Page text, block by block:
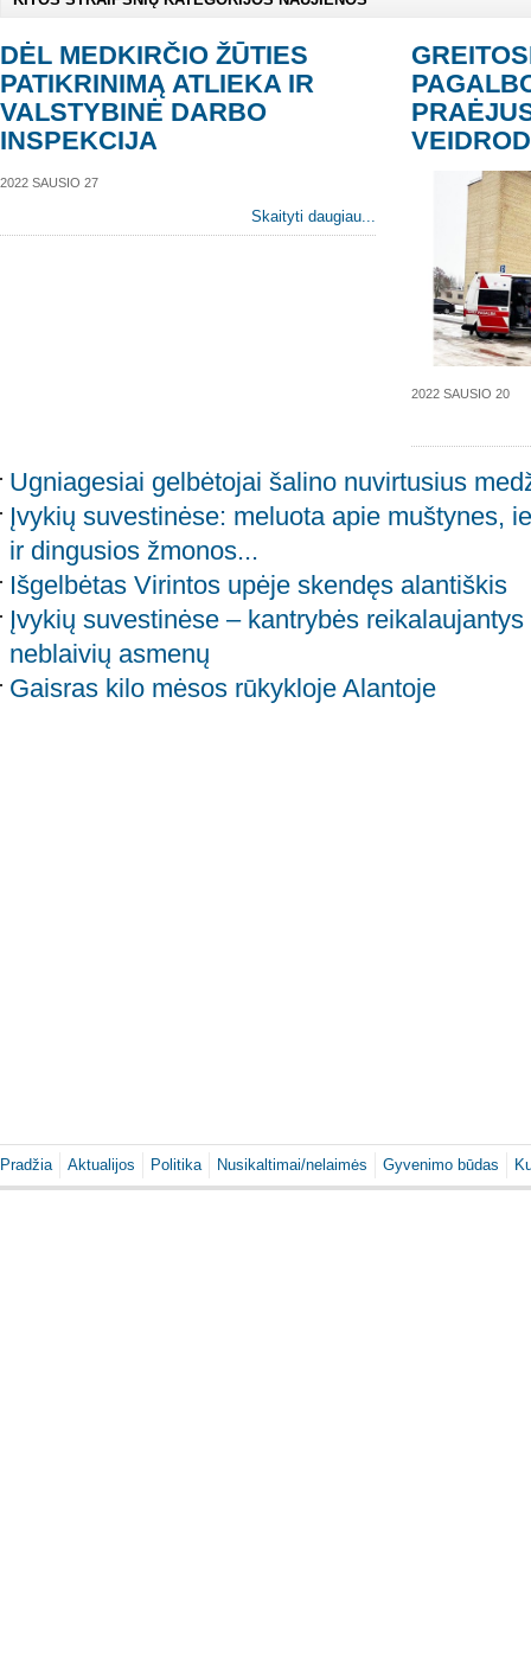
DĖL MEDKIRČIO ŽŪTIES
PATIKRINIMĄ ATLIEKA IR
VALSTYBINĖ DARBO
INSPEKCIJA
2022 SAUSIO 27
Skaityti daugiau...
2022 SAUSIO 20
Ugniagesiai gelbėtojai šalino nuvirtusius
Įvykių suvestinėse: meluota apie muštynes,
ir dingusios žmonos...
Išgelbėtas Virintos upėje skendęs alantiškis
Įvykių suvestinėse – kantrybės
neblaivių asmenų
Gaisras kilo mėsos rūkykloje Alantoje
Pradžia Aktualijos Politika Nusikaltimai/nelaimės Gyvenimo būdas